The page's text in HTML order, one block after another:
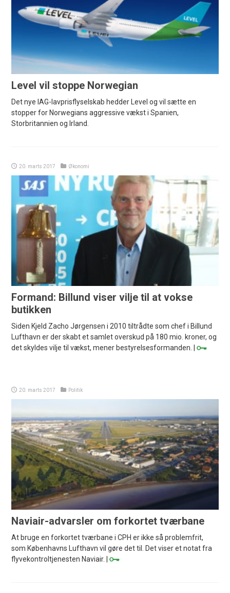
Level vil stoppe Norwegian
Det nye IAG-lavprisflyselskab hedder Level og vil sætte en
stopper for Norwegians aggressive vækst i Spanien,
Storbritannien og Irland.
20. marts 2017 Økonomi
Formand: Billund viser vilje til at vokse
butikken
Siden Kjeld Zacho Jørgensen i 2010 tiltrådte som chef i Billund
Lufthavn er der skabt et samlet overskud på 180 mio. kroner, og
det skyldes vilje til vækst, mener bestyrelsesformanden. |
20. marts 2017 Politik
Naviair-advarsler om forkortet tværbane
At bruge en forkortet tværbane i CPH er ikke så problemfrit,
som Københavns Lufthavn vil gøre det til. Det viser et notat fra
flyvekontroltjenesten Naviair. |